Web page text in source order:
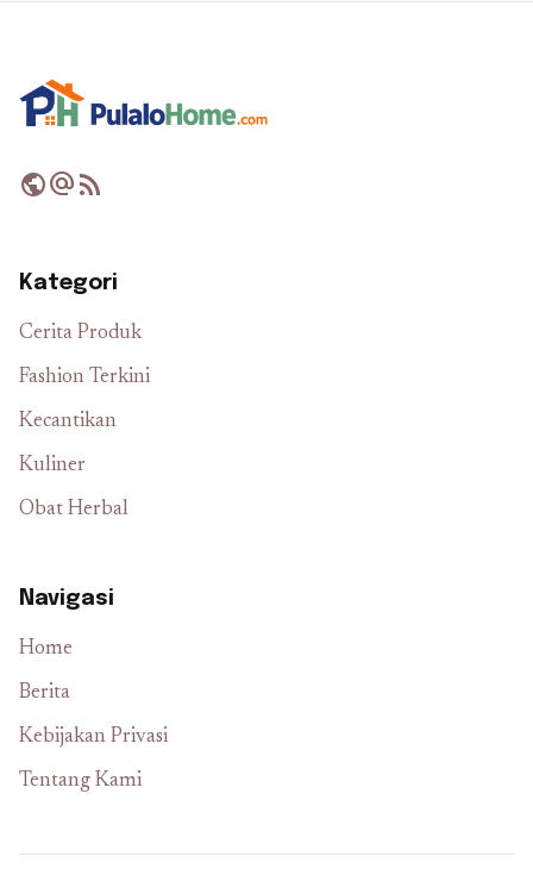
publicalternate_emailrss_feed
Kategori
Cerita Produk
Fashion Terkini
Kecantikan
Kuliner
Obat Herbal
Navigasi
Home
Berita
Kebijakan Privasi
Tentang Kami